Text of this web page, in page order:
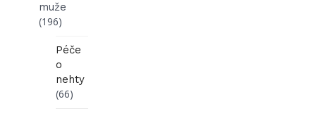
muže
(196)
Péče
o
nehty
(66)